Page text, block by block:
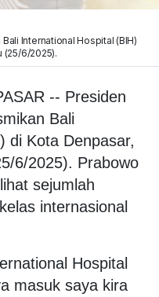
International Hospital (BIH)
(25/6/2025).
-- Presiden
Bali
di Kota Denpasar,
6/2025). Prabowo
sejumlah
internasional
Hospital
masuk saya kira